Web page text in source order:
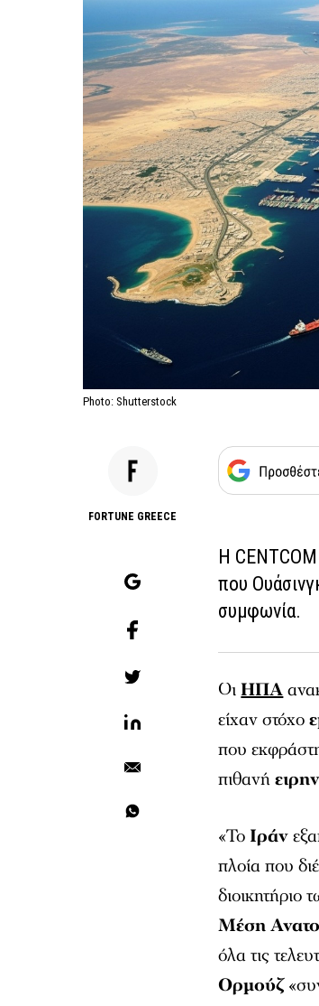
Photo: Shutterstock
FORTUNE GREECE
Η
που
συμφωνία.
ΟιΗΠΑ
είχαν στόχο
που
πιθανή
«Το Ιράν
πλοία που
διοικητήριο
Μέση
όλα τις
Ορμούζ